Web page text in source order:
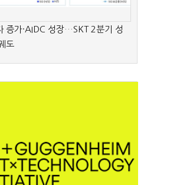
증가·AIDC 성장…SKT 2분기 성
도